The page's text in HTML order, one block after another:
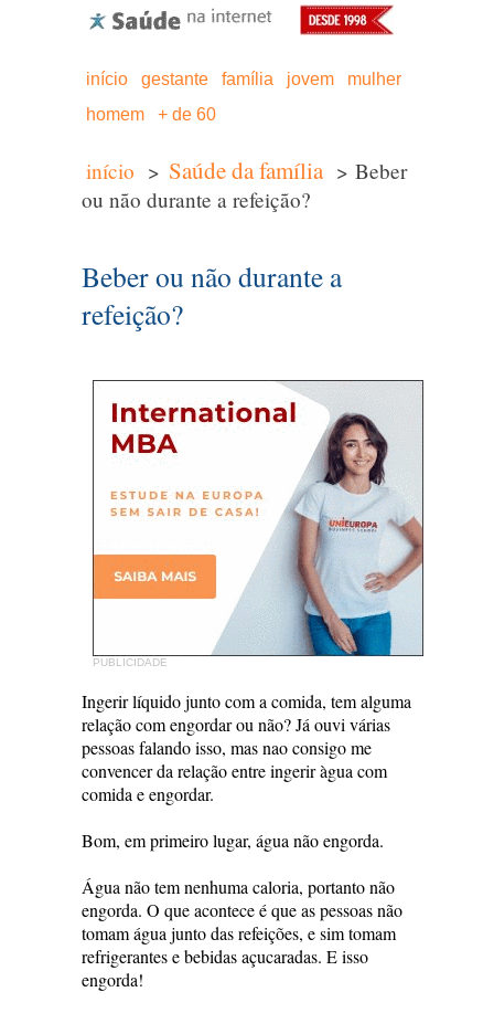
início gestante família jovem
mulher
homem
+ de 60
início > Saúde da família > Beber
ou não durante a refeição?
Beber ou não durante a
refeição?
PUBLICIDADE
Ingerir líquido junto com a comida, tem alguma
relação com engordar ou não? Já ouvi várias
pessoas falando isso, mas nao consigo me
convencer da relação entre ingerir àgua com
comida e engordar.
Bom, em primeiro lugar, água não engorda.
Água não tem nenhuma caloria, portanto não
engorda. O que acontece é que as pessoas não
tomam água junto das refeições, e sim tomam
refrigerantes e bebidas açucaradas. E isso
engorda!